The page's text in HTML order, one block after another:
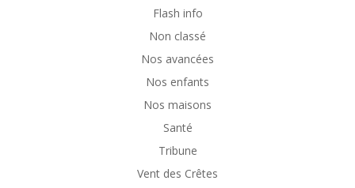
Flash info
Non classé
Nos avancées
Nos enfants
Nos maisons
Santé
Tribune
Vent des Crêtes